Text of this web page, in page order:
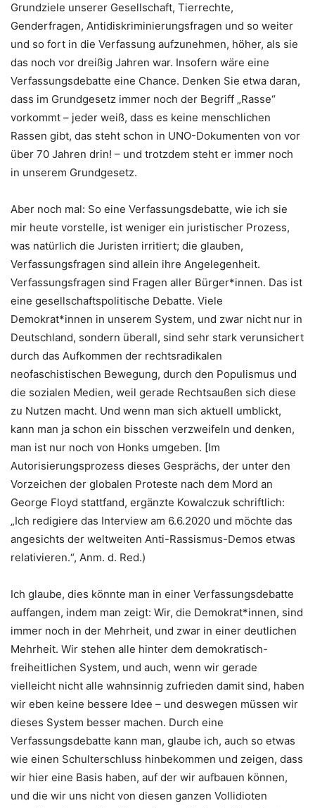
Grundziele unserer Gesellschaft, Tierrechte,
Genderfragen, Antidiskriminierungsfragen und so weiter
und so fort in die Verfassung aufzunehmen, höher, als sie
das noch vor dreißig Jahren war. Insofern wäre eine
Verfassungsdebatte eine Chance. Denken Sie etwa daran,
dass im Grundgesetz immer noch der Begriff „Rasse“
vorkommt – jeder weiß, dass es keine menschlichen
Rassen gibt, das steht schon in UNO-Dokumenten von vor
über 70 Jahren drin! – und trotzdem steht er immer noch
in unserem Grundgesetz.
Aber noch mal: So eine Verfassungsdebatte, wie ich sie
mir heute vorstelle, ist weniger ein juristischer Prozess,
was natürlich die Juristen irritiert; die glauben,
Verfassungsfragen sind allein ihre Angelegenheit.
Verfassungsfragen sind Fragen aller Bürger*innen. Das ist
eine gesellschaftspolitische Debatte. Viele
Demokrat*innen in unserem System, und zwar nicht nur in
Deutschland, sondern überall, sind sehr stark verunsichert
durch das Aufkommen der rechtsradikalen
neofaschistischen Bewegung, durch den Populismus und
die sozialen Medien, weil gerade Rechtsaußen sich diese
zu Nutzen macht. Und wenn man sich aktuell umblickt,
kann man ja schon ein bisschen verzweifeln und denken,
man ist nur noch von Honks umgeben. [Im
Autorisierungsprozess dieses Gesprächs, der unter den
Vorzeichen der globalen Proteste nach dem Mord an
George Floyd stattfand, ergänzte Kowalczuk schriftlich:
„Ich redigiere das Interview am 6.6.2020 und möchte das
angesichts der weltweiten Anti-Rassismus-Demos etwas
relativieren.“, Anm. d. Red.)
Ich glaube, dies könnte man in einer Verfassungsdebatte
auffangen, indem man zeigt: Wir, die Demokrat*innen, sind
immer noch in der Mehrheit, und zwar in einer deutlichen
Mehrheit. Wir stehen alle hinter dem demokratisch-
freiheitlichen System, und auch, wenn wir gerade
vielleicht nicht alle wahnsinnig zufrieden damit sind, haben
wir eben keine bessere Idee – und deswegen müssen wir
dieses System besser machen. Durch eine
Verfassungsdebatte kann man, glaube ich, auch so etwas
wie einen Schulterschluss hinbekommen und zeigen, dass
wir hier eine Basis haben, auf der wir aufbauen können,
und die wir uns nicht von diesen ganzen Vollidioten